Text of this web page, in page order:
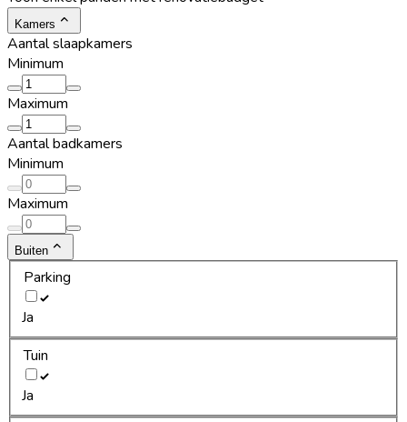
Kamers
Aantal slaapkamers
Minimum
Maximum
Aantal badkamers
Minimum
Maximum
Buiten
Parking
Ja
Tuin
Ja